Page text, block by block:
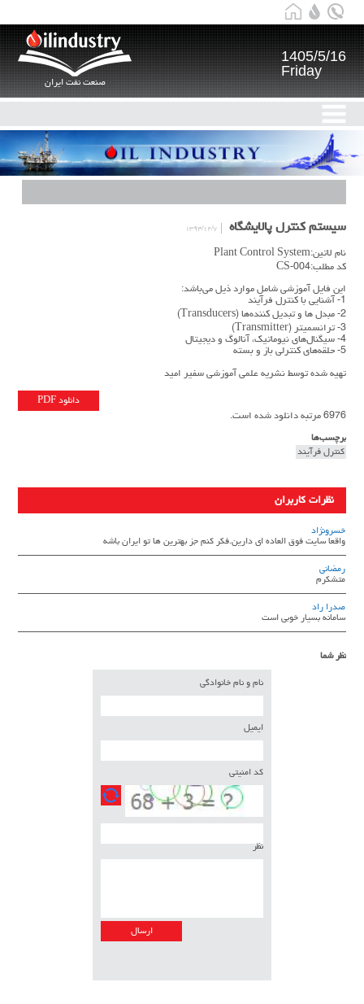
صنعت نفت ایران
1405/5/16
Friday
سیستم کنترل پالایشگاه ۱۳۹۴/۱۲/۷
نام لاتین:Plant Control System
کد مطلب:CS-004
این فایل آموزشی شامل موارد ذیل می‌باشد:
1- آشنایی با کنترل فرآیند
2- مبدل ها و تبدیل کننده‌ها (Transducers)
3- ترانسمیتر (Transmitter)
4- سیگنال‌های نیوماتیک، آنالوگ و دیجیتال
5- حلقه‌های کنترلی باز و بسته
تهیه شده توسط نشریه علمی آموزشی سفیر امید
دانلود PDF
6976 مرتبه دانلود شده است.
برچسب‌ها
کنترل فرآیند
نظرات کاربران
خسرونژاد
واقعا سایت فوق العاده ای دارین.فکر کنم جز بهترین ها تو ایران باشه
رمضانی
متشکرم
صدرا راد
سامانه بسیار خوبی است
نظر شما
نام و نام خانوادگی
ایمیل
کد امنیتی
نظر